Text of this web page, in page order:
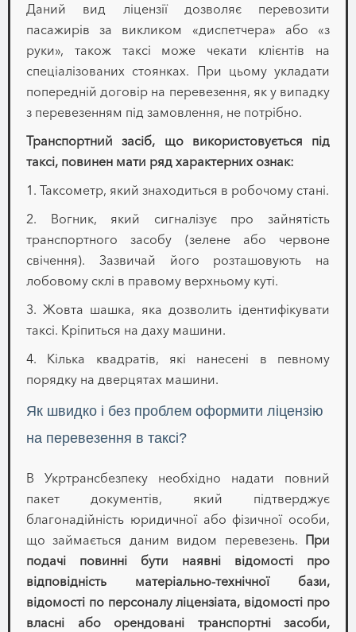
Даний вид ліцензії дозволяє перевозити
пасажирів за викликом «диспетчера» або «з
руки», також таксі може чекати клієнтів на
спеціалізованих стоянках. При цьому укладати
попередній договір на перевезення, як у випадку
з перевезенням під замовлення, не потрібно.
Транспортний засіб, що використовується під
таксі, повинен мати ряд характерних ознак:
1. Таксометр, який знаходиться в робочому стані.
2. Вогник, який сигналізує про зайнятість
транспортного засобу (зелене або червоне
свічення). Зазвичай його розташовують на
лобовому склі в правому верхньому куті.
3. Жовта шашка, яка дозволить ідентифікувати
таксі. Кріпиться на даху машини.
4. Кілька квадратів, які нанесені в певному
порядку на дверцятах машини.
Як швидко і без проблем оформити ліцензію
на перевезення в таксі?
В Укртрансбезпеку необхідно надати повний
пакет документів, який підтверджує
благонадійність юридичної або фізичної особи,
що займається даним видом перевезень. При
подачі повинні бути наявні відомості про
відповідність матеріально-технічної бази,
відомості по персоналу ліцензіата, відомості про
власні або орендовані транспортні засоби,